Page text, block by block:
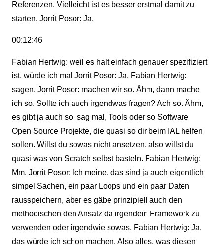
Referenzen. Vielleicht ist es besser erstmal damit zu
starten, Jorrit Posor: Ja.
00:12:46
Fabian Hertwig: weil es halt einfach genauer spezifiziert
ist, würde ich mal Jorrit Posor: Ja, Fabian Hertwig:
sagen. Jorrit Posor: machen wir so. Ähm, dann mache
ich so. Sollte ich auch irgendwas fragen? Ach so. Ähm,
es gibt ja auch so, sag mal, Tools oder so Software
Open Source Projekte, die quasi so dir beim IAL helfen
sollen. Willst du sowas nicht ansetzen, also willst du
quasi was von Scratch selbst basteln. Fabian Hertwig:
Mm. Jorrit Posor: Ich meine, das sind ja auch eigentlich
simpel Sachen, ein paar Loops und ein paar Daten
rausspeichern, aber es gäbe prinzipiell auch den
methodischen den Ansatz da irgendein Framework zu
verwenden oder irgendwie sowas. Fabian Hertwig: Ja,
das würde ich schon machen. Also alles, was diesen